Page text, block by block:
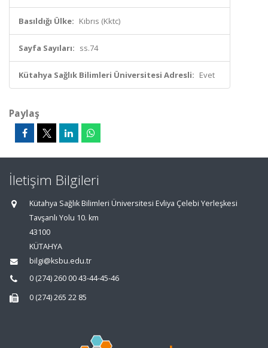
Basıldığı Ülke: Kıbrıs (Kktc)
Sayfa Sayıları: ss.74
Kütahya Sağlık Bilimleri Üniversitesi Adresli: Evet
Paylaş
İletişim Bilgileri
Kütahya Sağlık Bilimleri Üniversitesi Evliya Çelebi Yerleşkesi
Tavşanlı Yolu 10. km
43100
KÜTAHYA
bilgi@ksbu.edu.tr
0 (274) 260 00 43-44-45-46
0 (274) 265 22 85